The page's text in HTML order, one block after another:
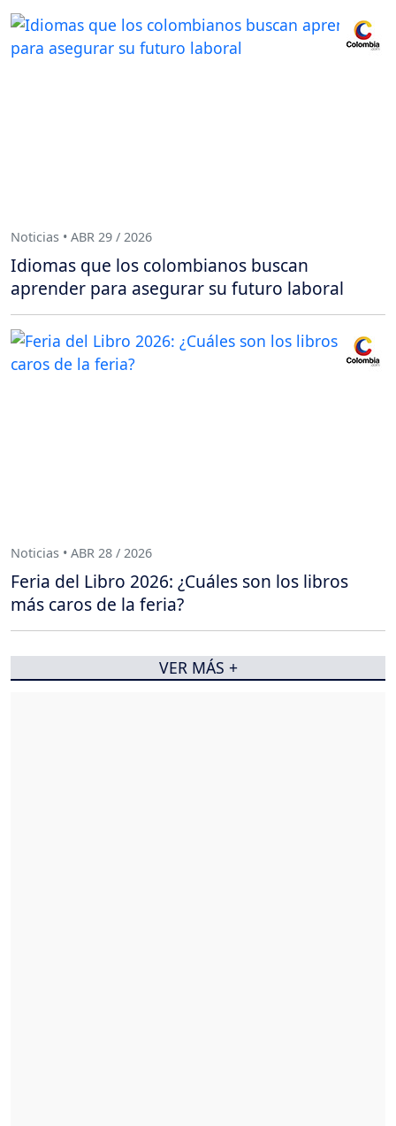
Noticias • ABR 29 / 2026
Idiomas que los colombianos buscan
aprender para asegurar su futuro laboral
Noticias • ABR 28 / 2026
Feria del Libro 2026: ¿Cuáles son los libros
más caros de la feria?
VER MÁS +